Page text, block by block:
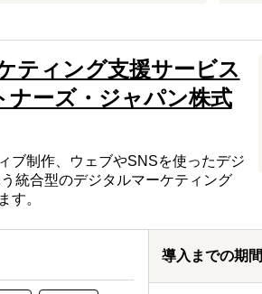
ティング支援サービス
ナーズ・ジャパン株式
ブ制作、ウェブやSNSを使ったデジ
統合型のデジタルマーケティング
す。
導入までの期間